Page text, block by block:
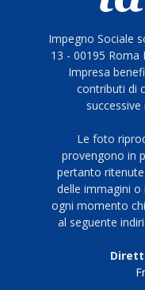
Impegno Sociale
13 - 00195 Roma
Impresa
contributi di
Le foto
provengono in
pertanto
delle immagini
ogni momento
al seguente